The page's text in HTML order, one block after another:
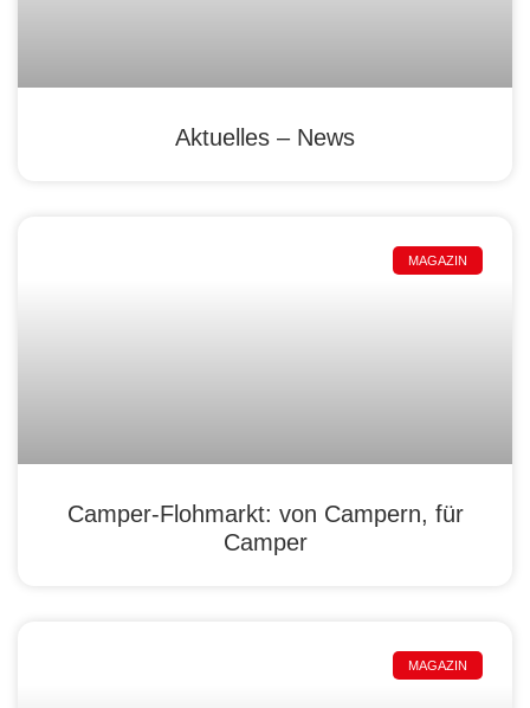
Aktuelles – News
MAGAZIN
Camper-Flohmarkt: von Campern, für
Camper
MAGAZIN